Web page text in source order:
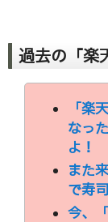
過去の「楽
「楽
なっ
よ！
また
で寿
今、